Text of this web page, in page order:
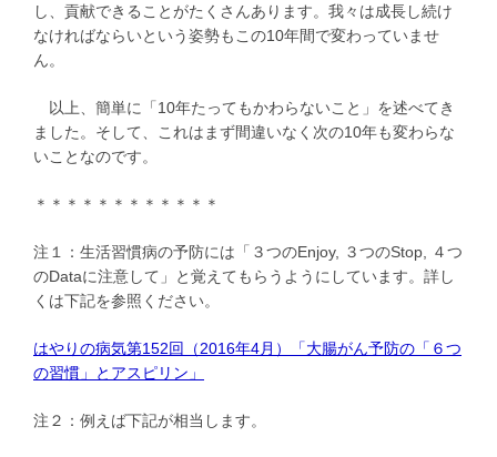
し、貢献できることがたくさんあります。我々は成長し続け
なければならいという姿勢もこの10年間で変わっていませ
ん。
以上、簡単に「10年たってもかわらないこと」を述べてき
ました。そして、これはまず間違いなく次の10年も変わらな
いことなのです。
＊＊＊＊＊＊＊＊＊＊＊＊
注１：生活習慣病の予防には「３つのEnjoy, ３つのStop, ４つ
のDataに注意して」と覚えてもらうようにしています。詳し
くは下記を参照ください。
はやりの病気第152回（2016年4月）「大腸がん予防の「６つ
の習慣」とアスピリン」
注２：例えば下記が相当します。